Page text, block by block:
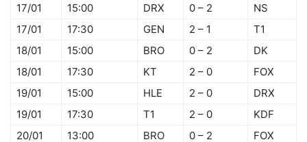
17/01
15:00 DRX 0 – 2
NS
17/01
17:30 GEN 2 – 1
T1
18/01
15:00 BRO 0 – 2
DK
18/01
17:30 KT 2 – 0
FOX
19/01
15:00 HLE 2 – 0
DRX
19/01
17:30 T1 2 – 0
KDF
20/01
13:00 BRO 0 – 2 FOX